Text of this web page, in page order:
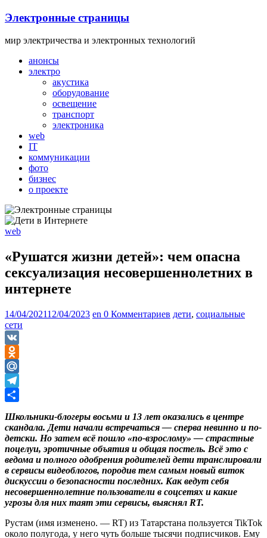
Skip
content
Электронные страницы
мир электричества и электронных технологий
анонсы
электро
акустика
оборудование
освещение
транспорт
электроника
web
IT
коммуникации
фото
бизнес
о проекте
web
«Рушатся жизни детей»: чем опасна
сексуализация несовершеннолетних в
интернете
14/04/202112/04/2023 en 0 Комментариев дети, социальные
сети
VK
Odnoklassniki
Mail.Ru
Telegram
Школьники-блогеры восьми и 13 лет оказались в центре
скандала. Дети начали встречаться — сперва невинно и по-
детски. Но затем всё пошло «по-взрослому» — страстные
поцелуи, эротичные объятия и общая постель. Всё это с
ведома и полного одобрения родителей дети транслировали
в сервисы видеоблогов, породив тем самым новый виток
дискуссии о безопасности последних. Как ведут себя
несовершеннолетние пользователи в соцсетях и какие
угрозы для них таят эти сервисы, выяснял RT.
Рустам (имя изменено. — RT) из Татарстана пользуется TikTok
около полугода, у него чуть больше тысячи подписчиков. Ему